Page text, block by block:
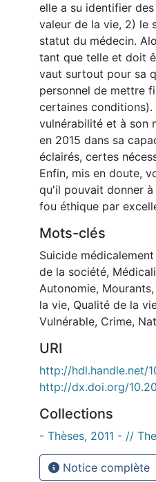
elle a su identifier
valeur de la vie, 2) le
statut du médecin.
tant que telle et doit
vaut surtout pour sa
personnel de mettre
certaines
vulnérabilité et à son
en 2015 dans sa
éclairés, certes
Enfin, mis en doute,
qu'il pouvait donner
fou éthique par
Mots-clés
Suicide
de la société,
Autonomie, Mourants,
la vie, Qualité de la
Vulnérable, Crime,
URI
http://hdl.handle.net/
http://dx.doi.org/
Collections
- Thèses, 2011 - //
Notice complète